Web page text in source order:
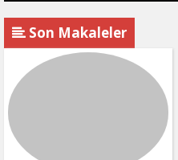
Son Makaleler